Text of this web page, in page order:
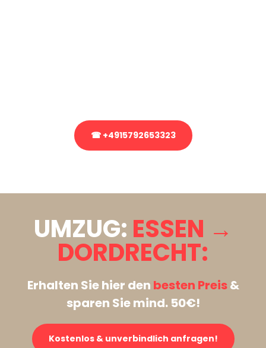
☎ +4915792653323
UMZUG: ESSEN →
DORDRECHT:
Erhalten Sie hier den besten Preis&
sparen Sie mind. 50€!
Kostenlos & unverbindlich anfragen!